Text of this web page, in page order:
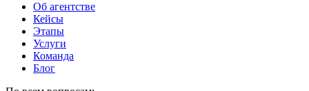
Об агентстве
Кейсы
Этапы
Услуги
Команда
Блог